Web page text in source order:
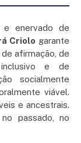
e enervado de
Criolo garante
afirmação, de
e de
socialmente
viável.
e ancestrais.
passado, no